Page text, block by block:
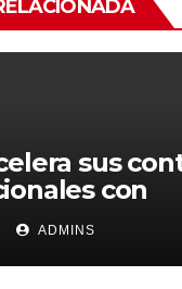
sus
con
como
en su
ADMINS